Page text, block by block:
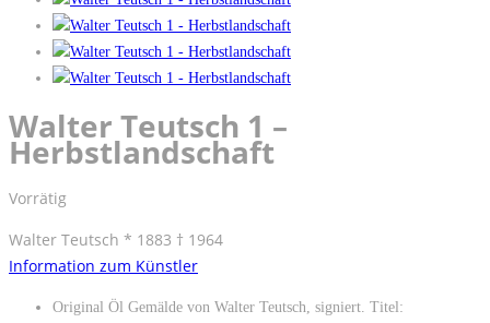
Walter Teutsch 1 –
Herbstlandschaft
Vorrätig
Walter Teutsch * 1883 † 1964
Information zum Künstler
Original Öl Gemälde von Walter Teutsch, signiert. Titel: